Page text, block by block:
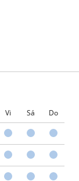
Vi Sá Do